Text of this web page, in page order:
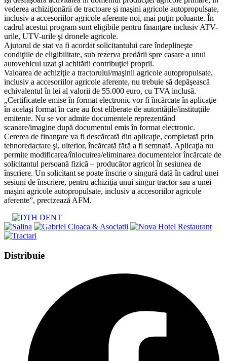
vederea achiziţionării de tractoare şi maşini agricole autopropulsate,
inclusiv a accesoriilor agricole aferente noi, mai puţin poluante. În
cadrul acestui program sunt eligibile pentru finanţare inclusiv ATV-
urile, UTV-urile şi dronele agricole.
Ajutorul de stat va fi acordat solicitantului care îndeplineşte
condiţiile de eligibilitate, sub rezerva predării spre casare a unui
autovehicul uzat şi achitării contribuţiei proprii.
Valoarea de achiziţie a tractorului/maşinii agricole autopropulsate,
inclusiv a accesoriilor agricole aferente, nu trebuie să depăşească
echivalentul în lei al valorii de 55.000 euro, cu TVA inclusă.
„Certificatele emise în format electronic vor fi încărcate în aplicaţie
în acelaşi format în care au fost eliberate de autorităţile/instituţiile
emitente. Nu se vor admite documentele reprezentând
scanare/imagine după documentul emis în format electronic.
Cererea de finanţare va fi descărcată din aplicaţie, completată prin
tehnoredactare şi, ulterior, încărcată fără a fi semnată. Aplicaţia nu
permite modificarea/înlocuirea/eliminarea documentelor încărcate de
solicitantul persoană fizică – producător agricol în sesiunea de
înscriere. Un solicitant se poate înscrie o singură dată în cadrul unei
sesiuni de înscriere, pentru achiziţia unui singur tractor sau a unei
maşini agricole autopropulsate, inclusiv a accesoriilor agricole
aferente”, precizează AFM.
DistribuieShare
window